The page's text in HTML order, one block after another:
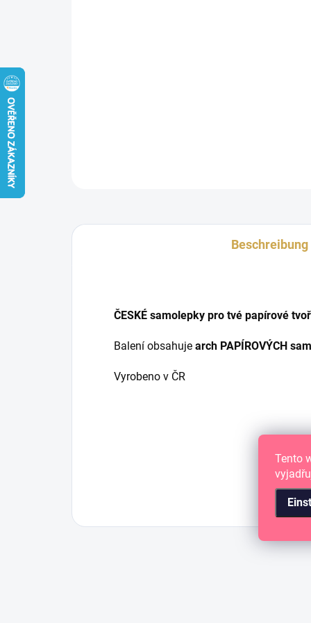
Tento
Beschreibung
ČESKÉ samolepky pro tvé papírové
Balení obsahuje arch PAPÍROVÝCH
Vyrobeno v ČR